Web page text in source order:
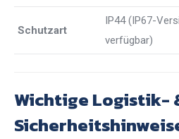
Schutzart
IP44 (IP67-
verfügbar)
Wichtige Logistik-